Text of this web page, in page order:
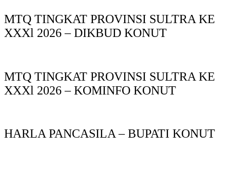
MTQ TINGKAT PROVINSI SULTRA KE
XXXl 2026 – DIKBUD KONUT
MTQ TINGKAT PROVINSI SULTRA KE
XXXl 2026 – KOMINFO KONUT
HARLA PANCASILA – BUPATI KONUT